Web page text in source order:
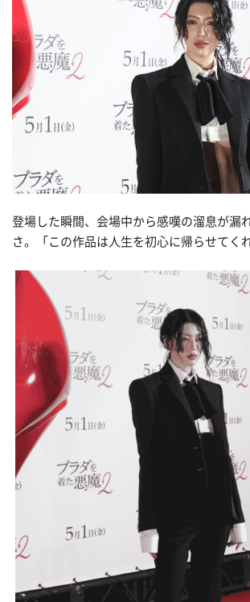
登場した瞬間、会場中から感嘆の溜息が漏
さ。「この作品は人生を初心に帰らせてく